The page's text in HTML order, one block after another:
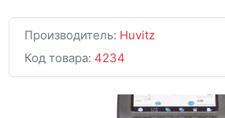
Производитель: Huvitz
Код товара: 4234